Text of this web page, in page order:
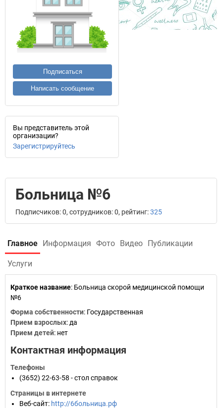
Подписаться
Написать сообщение
Вы представитель этой
организации?
Зарегистрируйтесь
Больница №6
Подписчиков: 0, сотрудников: 0, рейтинг:325
Главное Информация Фото Видео Публикации
Услуги
Краткое название: Больница скорой медицинской помощи
№6
Форма собственности: Государственная
Прием взрослых: да
Прием детей: нет
Контактная информация
Телефоны
(3652) 22-63-58 - стол справок
Страницы в интернете
Веб-сайт: http://6больница.рф